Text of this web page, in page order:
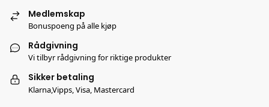
Medlemskap
Bonuspoeng på alle kjøp
Rådgivning
Vi tilbyr rådgivning for riktige produkter
Sikker betaling
Klarna,Vipps, Visa, Mastercard